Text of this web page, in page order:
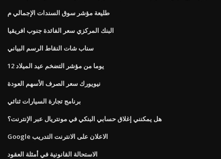
طليعة مؤشر سوق السندات الإجمالي م
البنك المركزي سعر الفائدة جنوب افريقيا
سناب شات النقاط الرسم البياني
12 يوما من مؤشر التضخم عيد الميلاد
نيويورك سعر الصرف الأسهم العودة
برنامج تجارة السيارات ثنائي
هل يمكنني إغلاق حسابي البنكي في مونتريال عبر الإنترنت؟
Google الاعلان على الانترنت التدريب
الاستحالة القانونية في أمثلة العقود